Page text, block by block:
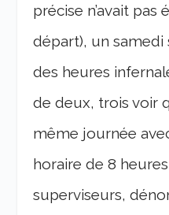
précise n’avait
départ), un
des heures
de deux, trois voir
même journée
horaire de 8
superviseurs,